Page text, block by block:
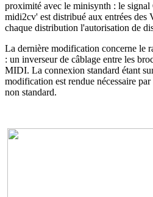
proximité avec le minisynth : le
midi2cv' est distribué aux entrées
chaque distribution l'autorisation de
La dernière modification concerne le
: un inverseur de câblage entre les
MIDI. La connexion standard étant
modification est rendue nécessaire
non standard.